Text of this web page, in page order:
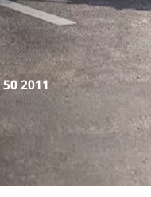
2011